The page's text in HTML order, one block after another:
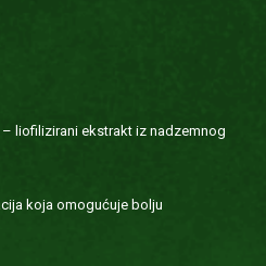
liofilizirani ekstrakt iz nadzemnog
koja omogućuje bolju